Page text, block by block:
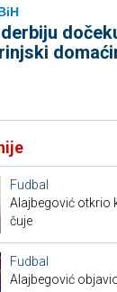
Fudbal
Alajbegović otkrio
čuje
Fudbal
Alajbegović